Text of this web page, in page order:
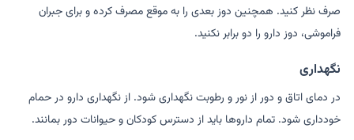
صرف نظر کنید. همچنین دوز بعدی را به موقع مصرف کرده و برای جبران
فراموشی، دوز دارو را دو برابر نکنید.
نگهداری
در دمای اتاق و دور از نور و رطوبت نگهداری شود. از نگهداری دارو در حمام
خودداری شود. تمام داروها باید از دسترس کودکان و حیوانات دور بمانند.